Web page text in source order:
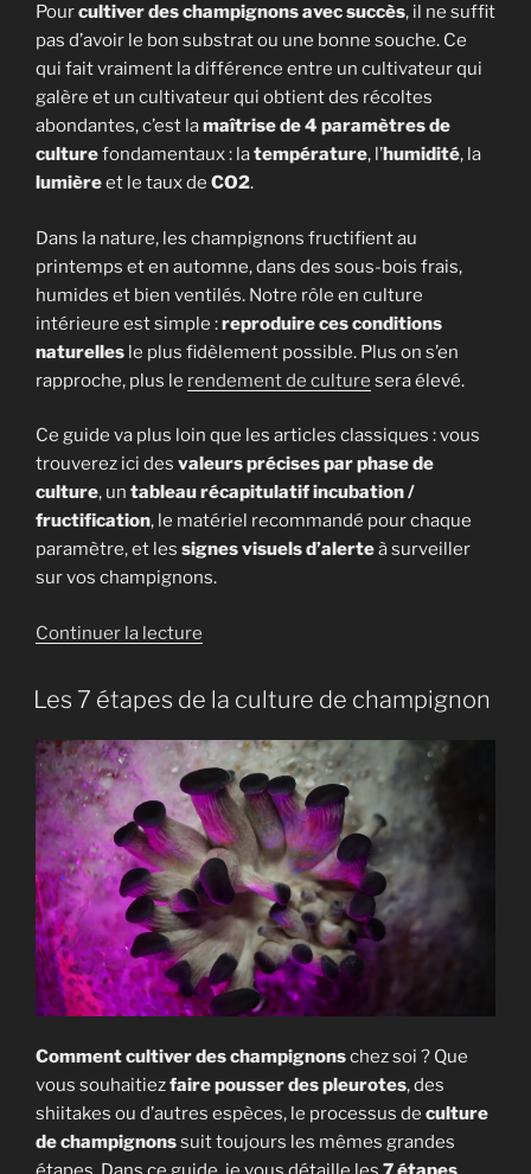
Pourcultiver des champignons avec succès, il ne suffit
pas d’avoir le bon substrat ou une bonne souche. Ce
qui fait vraiment la différence entre un cultivateur qui
galère et un cultivateur qui obtient des récoltes
abondantes, c’est lamaîtrise de 4 paramètres de
culturefondamentaux : latempérature, l’humidité, la
lumièreet le taux de CO2.
Dans la nature, les champignons fructifient au
printemps et en automne, dans des sous-bois frais,
humides et bien ventilés. Notre rôle en culture
intérieure est simple :reproduire ces conditions
naturelles le plus fidèlement possible. Plus on s’en
rapproche, plus le rendement de culture sera élevé.
Ce guide va plus loin que les articles classiques : vous
trouverez ici des valeurs précises par phase de
culture, un tableau récapitulatif incubation /
fructification, le matériel recommandé pour chaque
paramètre, et les signes visuels d’alerteà surveiller
sur vos champignons.
Continuer la lecture
4
de
culture
des
champignons
à
maîtriser
[Guide
complet] »
Les 7 étapes de la culture de champignon
Comment cultiver des champignonschez soi ? Que
vous souhaitiezfaire pousser des pleurotes, des
shiitakes ou d’autres espèces, le processus de culture
de champignonssuit toujours les mêmes grandes